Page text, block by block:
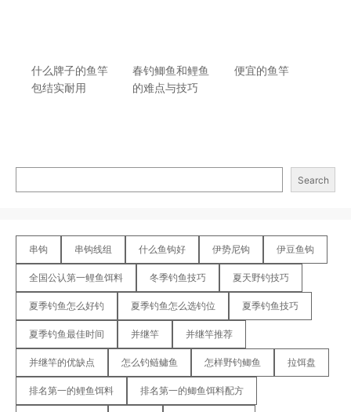
什么牌子的鱼竿
包结实耐用
春钓鲫鱼和鲤鱼
的难点与技巧
便宜的鱼竿
Search
串钩 串钩线组 什么鱼钩好 伊势尼钩 伊豆鱼钩
全国公认第一鲤鱼饵料 冬季钓鱼技巧 夏天野钓技巧
夏季钓鱼怎么好钓 夏季钓鱼怎么选钓位 夏季钓鱼技巧
夏季钓鱼最佳时间 并继竿 并继竿推荐
并继竿的优缺点 怎么钓鲢鳙鱼 怎样野钓鲫鱼 拉饵盘
排名第一的鲤鱼饵料 排名第一的鲫鱼饵料配方